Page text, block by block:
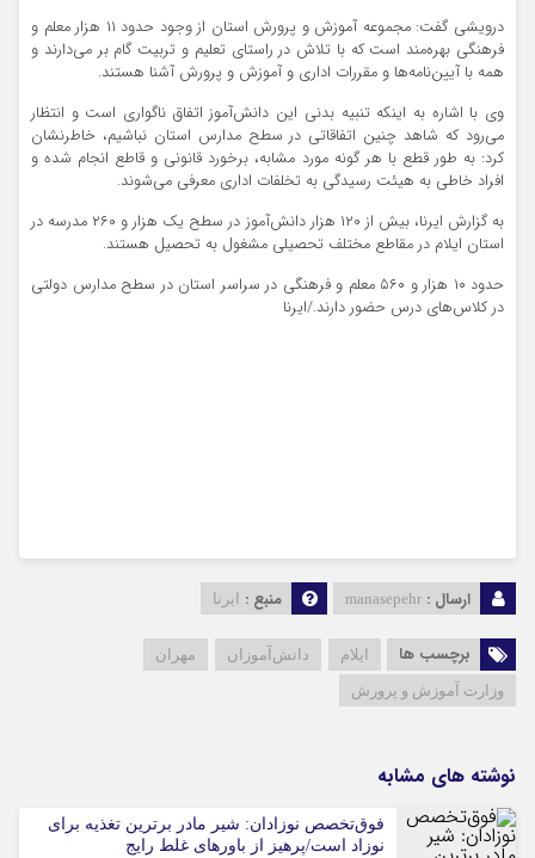
درویشی گفت: مجموعه آموزش و پرورش استان از وجود حدود ۱۱ هزار معلم و
فرهنگی بهره‌مند است که با تلاش در راستای تعلیم و تربیت گام بر می‌دارند و
همه با آیین‌نامه‌ها و مقررات اداری و آموزش و پرورش آشنا هستند.
وی با اشاره به اینکه تنبیه بدنی این دانش‌آموز اتفاق ناگواری است و انتظار
می‌رود که شاهد چنین اتفاقاتی در سطح مدارس استان نباشیم، خاطرنشان
کرد: به طور قطع با هر گونه مورد مشابه، برخورد قانونی و قاطع انجام شده و
افراد خاطی به هیئت رسیدگی به تخلفات اداری معرفی می‌شوند.
به گزارش ایرنا، بیش از ۱۲۰ هزار دانش‌آموز در سطح یک هزار و ۲۶۰ مدرسه در
استان ایلام در مقاطع مختلف تحصیلی مشغول به تحصیل هستند.
حدود ۱۰ هزار و ۵۶۰ معلم و فرهنگی در سراسر استان در سطح مدارس دولتی
در کلاس‌های درس حضور دارند./ایرنا
ارسال : manasepehr منبع : ایرنا
برچسب ها ایلام دانش‌آموزان
مهران
وزارت آموزش و پرورش
نوشته های مشابه
فوق‌تخصص نوزادان: شیر مادر برترین تغذیه برای
نوزاد است/پرهیز از باورهای غلط رایج